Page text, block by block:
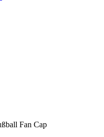
Fan Cap